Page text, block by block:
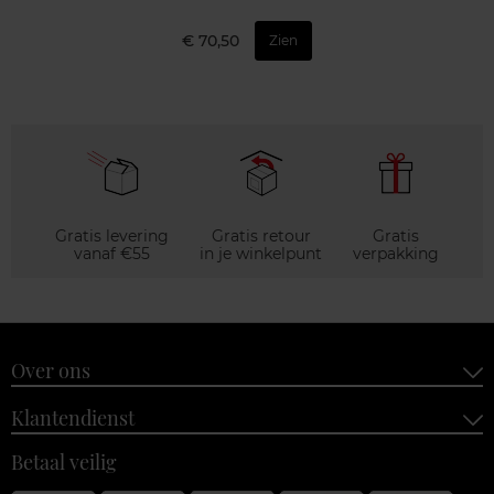
€ 70,50 Zien
Gratis levering
vanaf €55
Gratis retour
in je winkelpunt
Gratis
verpakking
Over ons
Klantendienst
Betaal veilig